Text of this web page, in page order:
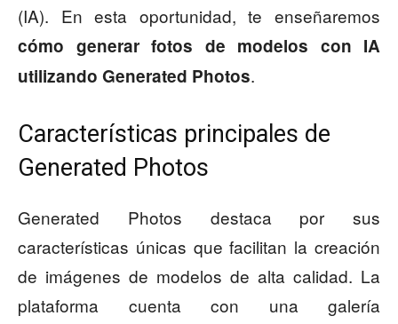
(IA). En esta oportunidad, te enseñaremos
cómo generar fotos de modelos con IA
utilizando Generated Photos.
Características principales de
Generated Photos
Generated Photos destaca por sus
características únicas que facilitan la creación
de imágenes de modelos de alta calidad. La
plataforma cuenta con una galería